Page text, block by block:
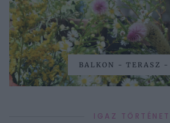
BALKON - TERASZ -
IGAZ